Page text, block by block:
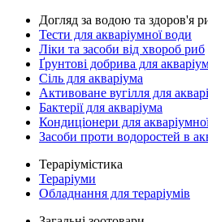
Догляд за водою та здоров'я
Тести для акваріумної води
Ліки та засоби від хвороб риб
Ґрунтові добрива для
Сіль для акваріума
Активоване вугілля для
Бактерії для акваріума
Кондиціонери для
Засоби проти водоростей в
Тераріумістика
Тераріуми
Обладнання для тераріумів